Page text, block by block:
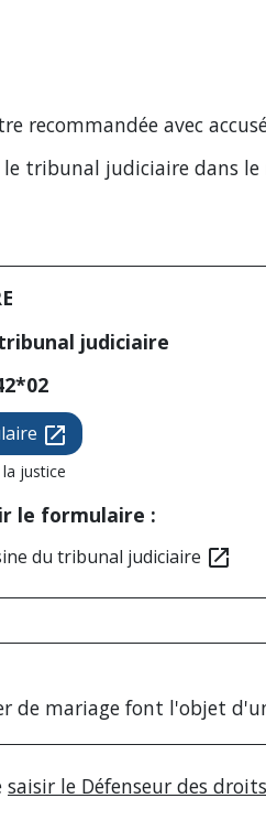
recommandée avec
tribunal judiciaire dans
judiciaire
open_in_new
justice
le formulaire :
du tribunal judiciaire open_in_new
de mariage font l'objet
saisir le Défenseur des droits